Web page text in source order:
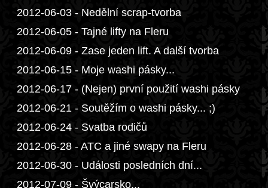
2012-06-03 - Nedělní scrap-tvorba
2012-06-05 - Tajné lifty na Fleru
2012-06-09 - Zase jeden lift. A další tvorba
2012-06-15 - Moje washi pásky...
2012-06-17 - (Nejen) první použití washi pásky
2012-06-21 - Soutěžím o washi pásky... ;)
2012-06-24 - Svatba rodičů
2012-06-28 - ATC a jiné swapy na Fleru
2012-06-30 - Události posledních dní...
2012-07-09 - Švýcarsko...